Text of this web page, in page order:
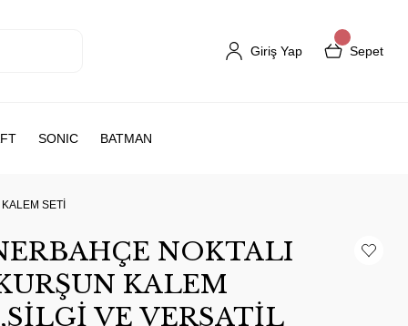
Giriş Yap Sepet
SONIC BATMAN
SETİ
NOKTALI
KALEM
VE VERSATİL